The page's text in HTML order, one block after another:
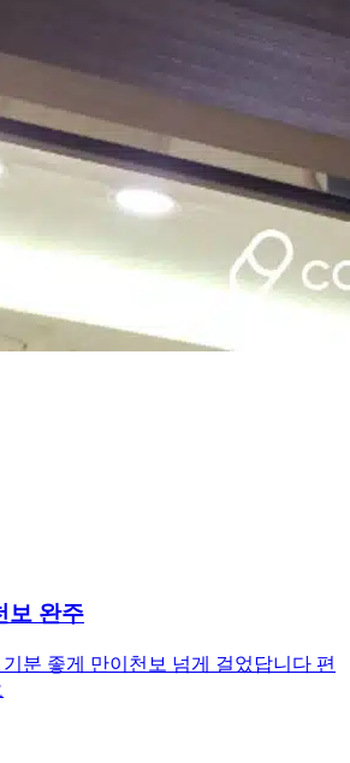
보 완주
분 좋게 만이천보 넘게 걸었답니다 편